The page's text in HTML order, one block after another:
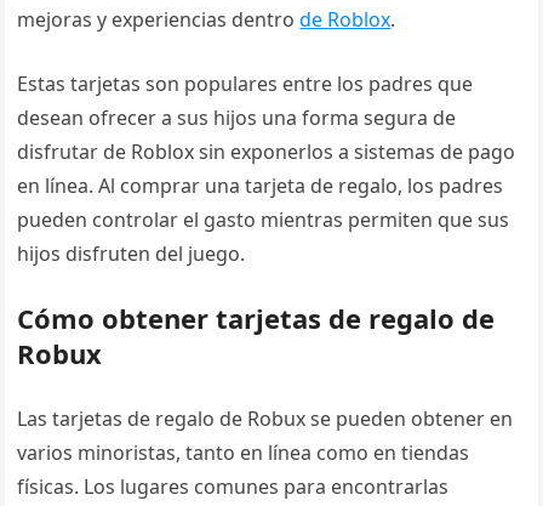
mejoras y experiencias dentrode Roblox.
Estas tarjetas son populares entre los padres que
desean ofrecer a sus hijos una forma segura de
disfrutar de Roblox sin exponerlos a sistemas de pago
en línea. Al comprar una tarjeta de regalo, los padres
pueden controlar el gasto mientras permiten que sus
hijos disfruten del juego.
Cómo obtener tarjetas de regalo de
Robux
Las tarjetas de regalo de Robux se pueden obtener en
varios minoristas, tanto en línea como en tiendas
físicas. Los lugares comunes para encontrarlas